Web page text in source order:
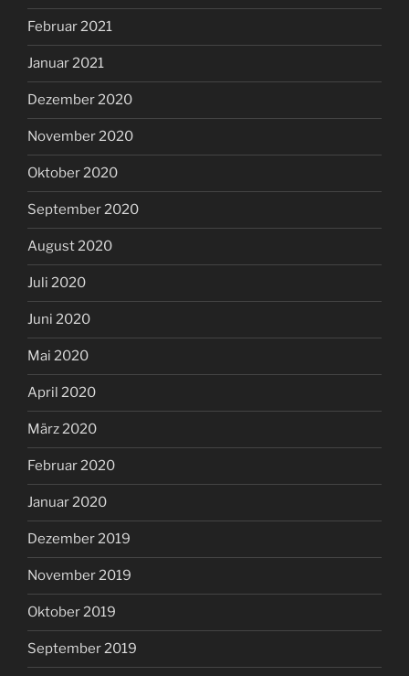
Februar 2021
Januar 2021
Dezember 2020
November 2020
Oktober 2020
September 2020
August 2020
Juli 2020
Juni 2020
Mai 2020
April 2020
März 2020
Februar 2020
Januar 2020
Dezember 2019
November 2019
Oktober 2019
September 2019